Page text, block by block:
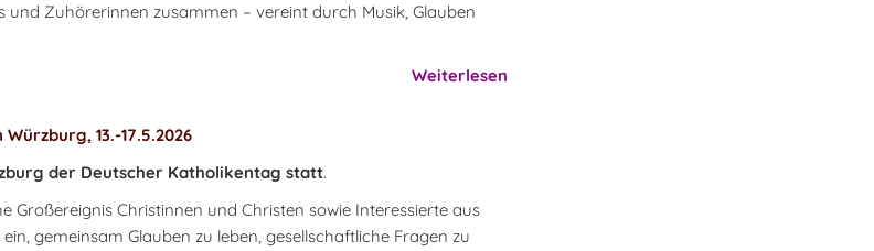
und Zuhörerinnen zusammen – vereint durch Musik, Glauben
Weiterlesen
13.-17.5.2026
der Deutscher Katholikentag statt.
Großereignis Christinnen und Christen sowie Interessierte aus
gemeinsam Glauben zu leben, gesellschaftliche Fragen zu